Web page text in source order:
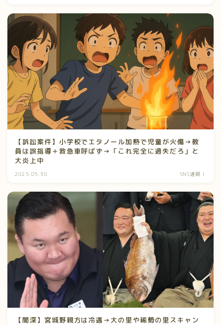
【訴訟案件】小学校でエタノール加熱で児童が火傷→教
員は誤指導＋救急車呼ばず→「これ完全に過失だろ」と
大炎上中
2025.05.30 SNS速報！
【闇深】宮城野親方は冷遇→大の里や稀勢の里スキャン